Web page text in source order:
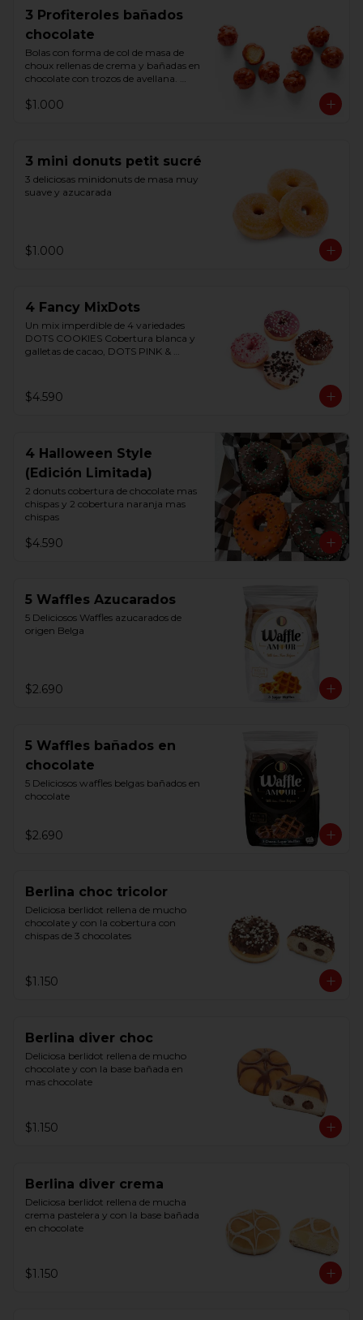
3 Profiteroles bañados
chocolate
Bolas con forma de col de masa de
choux rellenas de crema y bañadas en
chocolate con trozos de avellana.
$1.000
3 mini donuts petit sucré
3 deliciosas minidonuts de masa muy
suave y azucarada
$1.000
4 Fancy MixDots
Un mix imperdible de 4 variedades
DOTS COOKIES Cobertura blanca y
galletas de cacao, DOTS PINK &
PURPLE WHITE Cobertura sabor
frutos del bosque y chocolate blanco,
$4.590
4 Halloween Style
(Edición Limitada)
2 donuts cobertura de chocolate mas
chispas y 2 cobertura naranja mas
chispas
$4.590
5 Waffles Azucarados
5 Deliciosos Waffles azucarados de
origen Belga
$2.690
5 Waffles bañados en
chocolate
5 Deliciosos waffles belgas bañados en
chocolate
$2.690
Berlina choc tricolor
Deliciosa berlidot rellena de mucho
chocolate y con la cobertura con
chispas de 3 chocolates
$1.150
Berlina diver choc
Deliciosa berlidot rellena de mucho
chocolate y con la base bañada en
mas chocolate
$1.150
Berlina diver crema
Deliciosa berlidot rellena de mucha
crema pastelera y con la base bañada
en chocolate
$1.150